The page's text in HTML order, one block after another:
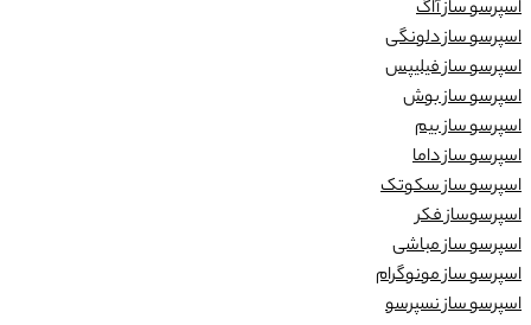
اسپرسو ساز آاگ
اسپرسو ساز دلونگی
اسپرسو ساز فیلیپس
اسپرسو ساز بوش
اسپرسو ساز بیم
اسپرسو ساز داما
اسپرسو ساز سکوتک
اسپرسوساز فکر
اسپرسو ساز مباشی
اسپرسو ساز مونوگرام
اسپرسو ساز نسپرسو